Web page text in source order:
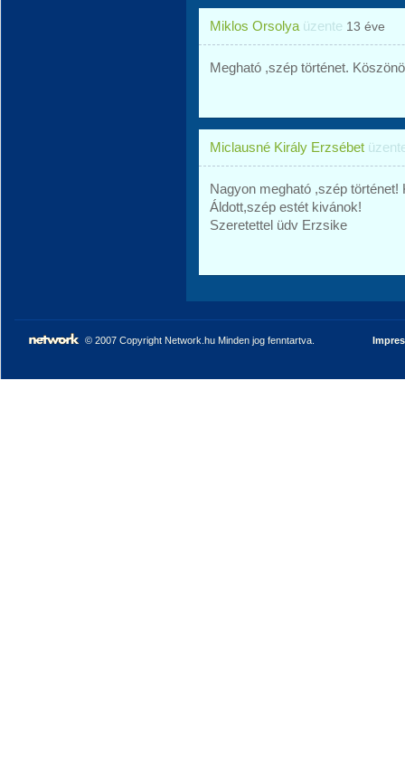
Miklos Orsolya üzente 13 éve
Megható ,szép történet.
Miclausné Király Erzsébet
Nagyon megható ,szép
Áldott,szép estét kivánok!
Szeretettel üdv Erzsike
© 2007 Copyright Network.hu Minden jog fenntartva.